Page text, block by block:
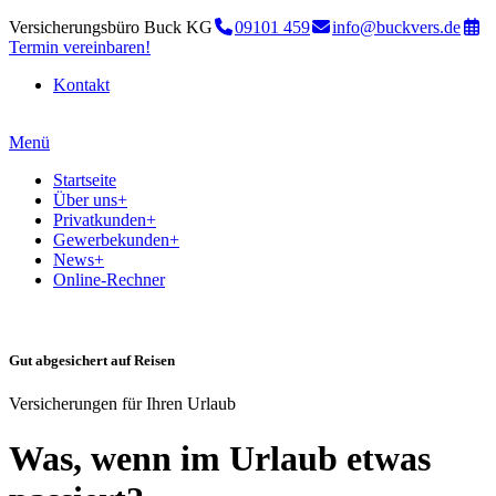
Versicherungsbüro Buck KG 09101 459
info@buckvers.de
Termin vereinbaren!
Kontakt
Menü
Startseite
Über uns+
Privatkunden+
Gewerbekunden+
News+
Online-Rechner
Gut abgesichert auf Reisen
Versicherungen für Ihren Urlaub
Was, wenn im Urlaub etwas